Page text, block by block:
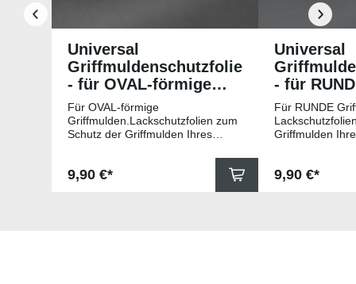
Universal
Griffmuldenschutzfolie
- für OVAL-förmige
Griffmulden
Für OVAL-förmige
Griffmulden.Lackschutzfolien zum
Schutz der Griffmulden Ihres
Schutzfolie gegen Kratzer in den
Griffmulden. Die Pads sind 78mm
Regulärer Preis:
9,90 €*
Universal
- für
Für RUNDE
Griffmulden
Die Pads sind
Regulärer
9,90 €*